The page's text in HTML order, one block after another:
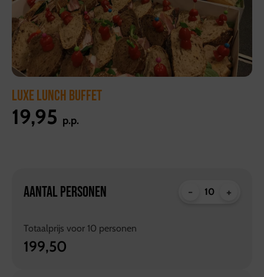
LUXE LUNCH BUFFET
19,95 p.p.
AANTAL PERSONEN - +
Totaalprijs voor 10 personen
199,50